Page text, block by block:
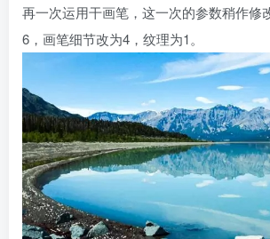
再一次运用干画笔，这一次的参数稍作修
6，画笔细节改为4，纹理为1。